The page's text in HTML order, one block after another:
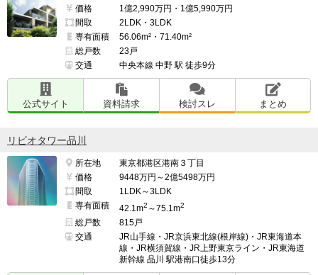
価格
1億2,990万円・1億5,990万円
間取
2LDK・3LDK
専有面積
56.06m²・71.40m²
総戸数
23戸
交通
中央本線 中野 駅 徒歩9分
公式サイト 資料請求 検討スレ まとめ
リビオタワー品川
所在地
東京都港区港南３丁目
価格
9448万円～2億5498万円
間取
1LDK～3LDK
専有面積
42.1m2 ～75.1m2
総戸数
815戸
交通
JR山手線・JR京浜東北線(根岸線)・JR東海道本
線・JR横須賀線・JR上野東京ライン・JR東海道
新幹線 品川 駅港南口徒歩13分